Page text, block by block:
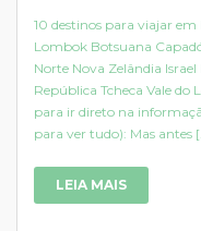
10 destinos para viajar
Lombok Botsuana
Norte Nova Zelândia
República Tcheca Vale do
para ir direto na
para ver tudo): Mas antes
LEIA MAIS